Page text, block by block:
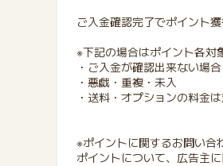
ご入金確認完了でポイント獲
※下記の場合はポイント各対
・ご入金が確認出来ない場合
・悪戯・重複・未入
・送料・オプションの料金
※ポイントに関するお問い合
ポイントについて、広告主